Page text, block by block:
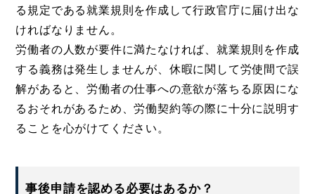
る規定である就業規則を作成して行政官庁に届け出な
ければなりません。
労働者の人数が要件に満たなければ、就業規則を作成
する義務は発生しませんが、休暇に関して労使間で誤
解があると、労働者の仕事への意欲が落ちる原因にな
るおそれがあるため、労働契約等の際に十分に説明す
ることを心がけてください。
事後申請を認める必要はあるか？